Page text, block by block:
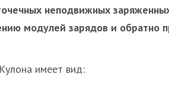
неподвижных
модулей зарядов и обратно
имеет вид: